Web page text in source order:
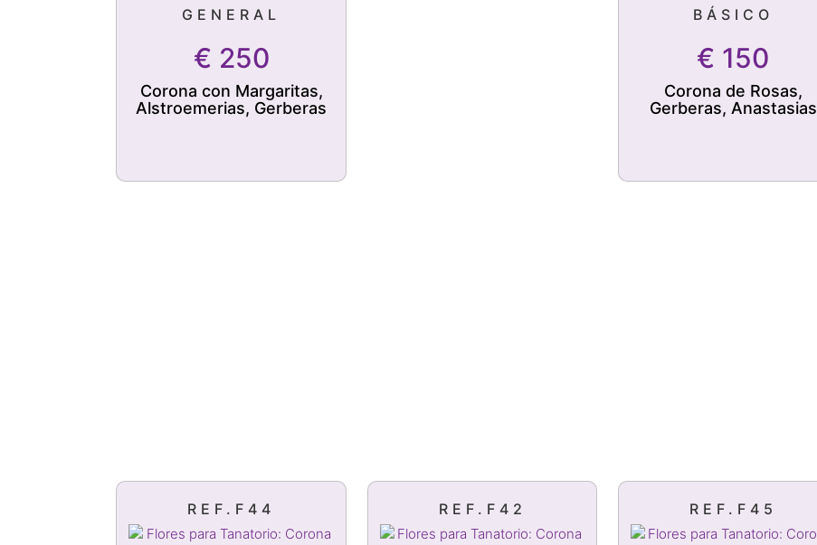
GENERAL
€ 250
Corona con Margaritas,
Alstroemerias, Gerberas
BÁSICO
€ 150
Corona de Rosas,
Gerberas, Anastasias
REF.F44 REF.F42 REF.F45